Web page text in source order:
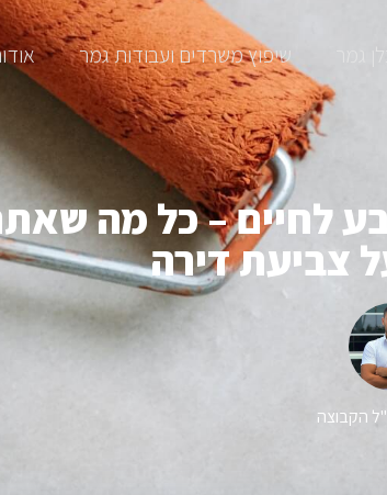
גמר שיפוץ משרדים ועבודות גמר​
לחיים – כל מה
צביעת דירה
הקבוצה